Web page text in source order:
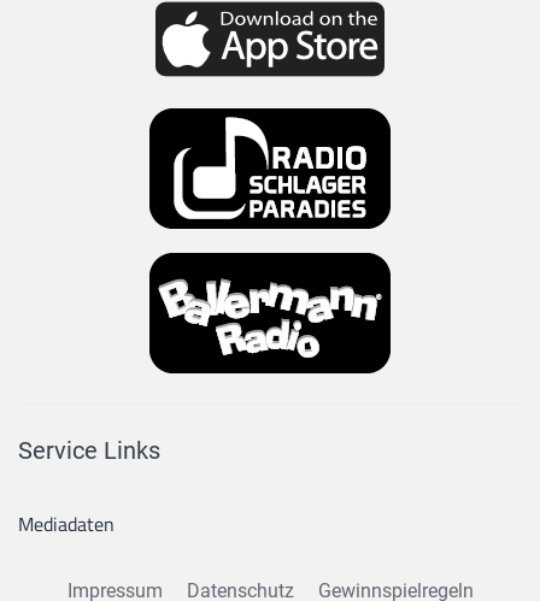
Service Links
Mediadaten
Impressum Datenschutz Gewinnspielregeln